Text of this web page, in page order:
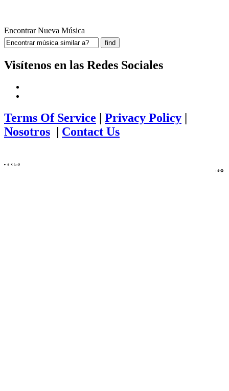
Encontrar Nueva Música
Visítenos en las Redes Sociales
Terms Of Service | Privacy Policy |
Nosotros | Contact Us